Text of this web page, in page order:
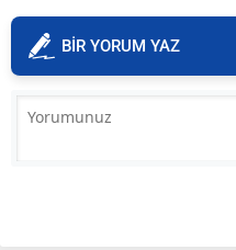
BİR YORUM YAZ